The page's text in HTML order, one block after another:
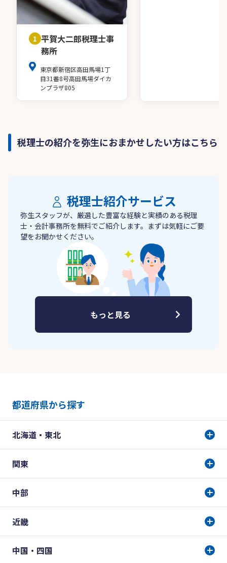
1 平賀大二郎税理士事
務所
東京都新宿区高田馬場1丁
目31番8号高田馬場ダイカ
ンプラザ805
税理士の紹介を弥生におまかせしたい方はこちら
税理士紹介サービス
弥生スタッフが、厳選した豊富な経験と実績のある税理
士・会計事務所を無料でご紹介します。まずは気軽にご要
望をお聞かせください。
もっと見る
都道府県から探す
北海道・東北
関東
中部
近畿
中国・四国